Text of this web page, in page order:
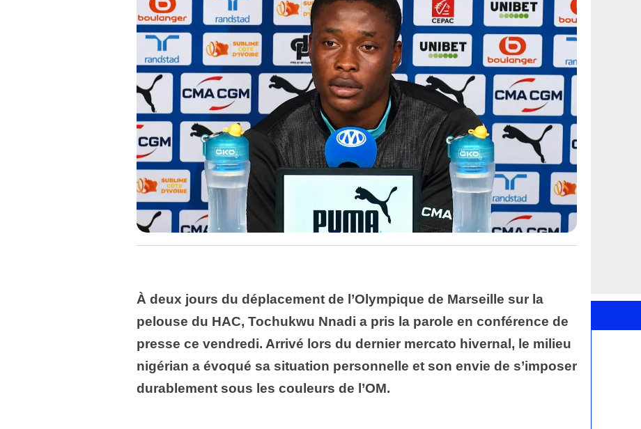
À deux jours du déplacement de l’Olympique de Marseille sur la
pelouse du HAC, Tochukwu Nnadi a pris la parole en conférence de
presse ce vendredi. Arrivé lors du dernier mercato hivernal, le milieu
nigérian a évoqué sa situation personnelle et son envie de s’imposer
durablement sous les couleurs de l’OM.